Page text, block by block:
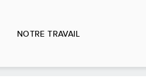
NOTRE TRAVAIL